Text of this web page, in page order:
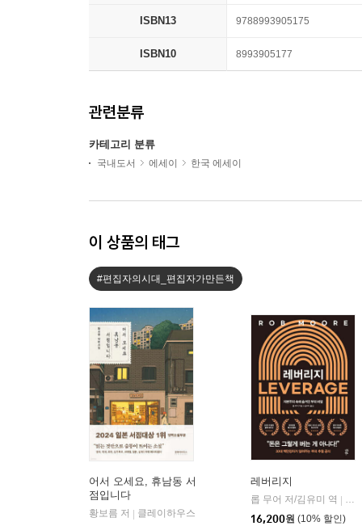
ISBN13 9788993905175
ISBN10 8993905177
관련분류
카테고리 분류
국내도서 에세이 한국 에세이
이 상품의 태그
#편집자의시대_편집자가만든책
어서 오세요, 휴남동 서
점입니다
황보름 저
클레이하우스
레버리지
롭 무어 저/김유미 역
다
16,200원 (10% 할인)